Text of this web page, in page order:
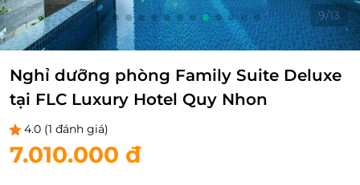
9/13
Nghỉ dưỡng phòng Family Suite Deluxe
tại FLC Luxury Hotel Quy Nhon
4.0 (1 đánh giá)
7.010.000 đ